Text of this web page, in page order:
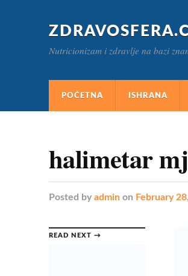
Nutricionizam i zdravlje na bazi
POČETNA ISHRANA
halimetar
Posted by admin on February
READ NEXT →